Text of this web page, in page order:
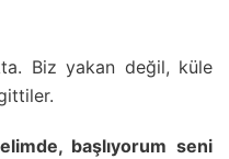
Biz yakan değil, küle
başlıyorum seni